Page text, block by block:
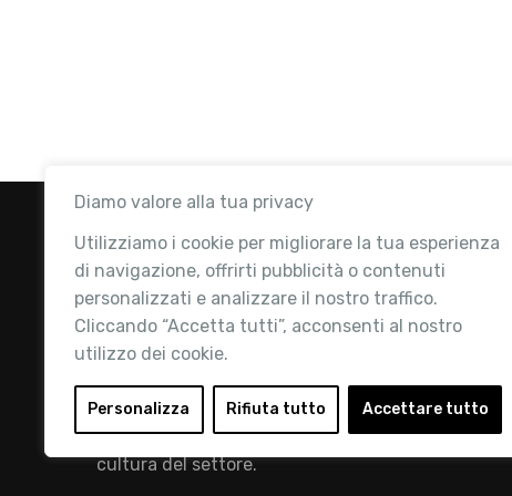
Diamo valore alla tua privacy
Utilizziamo i cookie per migliorare la tua esperienza
di navigazione, offrirti pubblicità o contenuti
personalizzati e analizzare il nostro traffico.
Cliccando “Accetta tutti”, acconsenti al nostro
utilizzo dei cookie.
Personalizza Rifiuta tutto Accettare tutto
Retail Institute Italy è l’Associazione di
riferimento per l'Ecosistema Retail: la nostra
mission è quella di promuovere lo sviluppo e la
cultura del settore.